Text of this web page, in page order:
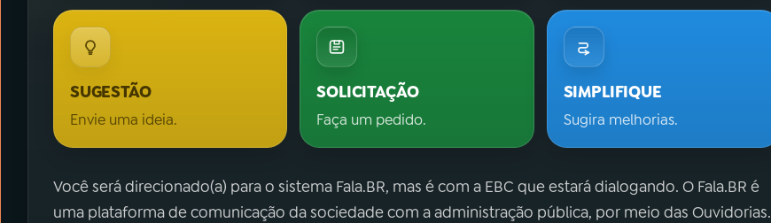
SUGESTÃO
Envie uma ideia.
SOLICITAÇÃO
Faça um pedido.
SIMPLIFIQUE
Sugira melhorias.
Você será direcionado(a) para o sistema Fala.BR, mas é com a EBC que estará dialogando. O Fala.BR é
uma plataforma de comunicação da sociedade com a administração pública, por meio das Ouvidorias.